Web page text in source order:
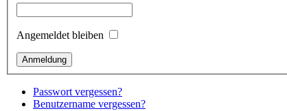
Angemeldet bleiben
Passwort vergessen?
Benutzername vergessen?